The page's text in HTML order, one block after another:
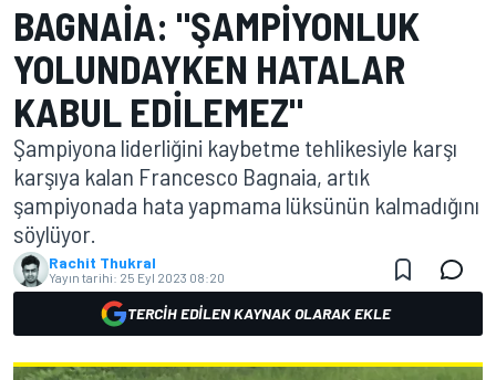
BAGNAIA: "ŞAMPIYONLUK
YOLUNDAYKEN HATALAR
KABUL EDILEMEZ"
Şampiyona liderliğini kaybetme tehlikesiyle karşı
karşıya kalan Francesco Bagnaia, artık
şampiyonada hata yapmama lüksünün kalmadığını
söylüyor.
Rachit Thukral
Yayın tarihi: 25 Eyl 2023 08:20
TERCIH EDILEN KAYNAK OLARAK EKLE